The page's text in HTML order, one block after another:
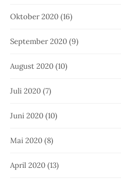
Oktober 2020 (16)
September 2020 (9)
August 2020 (10)
Juli 2020 (7)
Juni 2020 (10)
Mai 2020 (8)
April 2020 (13)